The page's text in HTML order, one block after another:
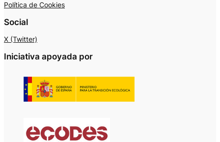
Política de Cookies
Social
X (Twitter)
Iniciativa apoyada por